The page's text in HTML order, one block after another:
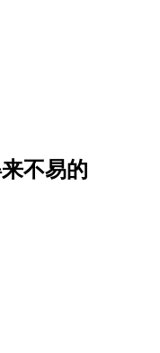
不易的